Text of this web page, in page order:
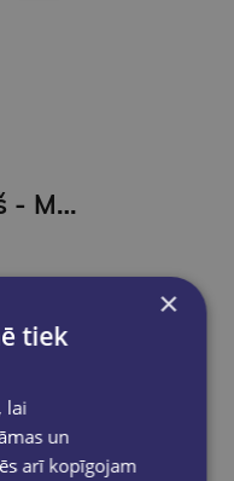
Briļļu maciņš - Margrietiņa
×
tiek
lai
un
arī kopīgojam